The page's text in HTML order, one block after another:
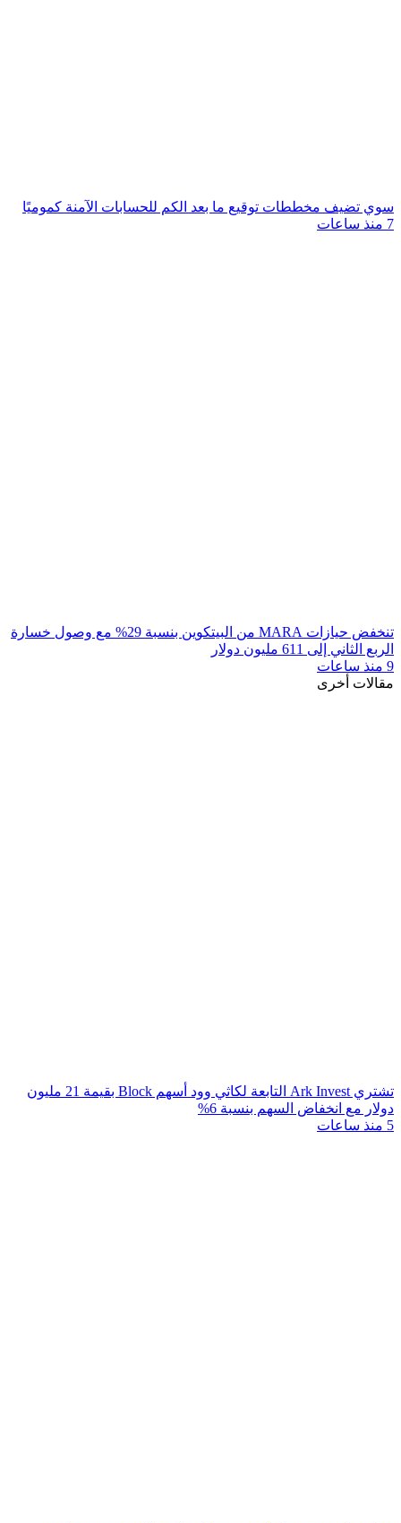
سوي تضيف مخططات توقيع ما بعد الكم للحسابات الآمنة كموميًا
7 منذ ساعات
تنخفض حيازات MARA من البيتكوين بنسبة 29% مع وصول خسارة
الربع الثاني إلى 611 مليون دولار
9 منذ ساعات
مقالات أخرى
تشتري Ark Invest التابعة لكاثي وود أسهم Block بقيمة 21 مليون
دولار مع انخفاض السهم بنسبة 6%
5 منذ ساعات